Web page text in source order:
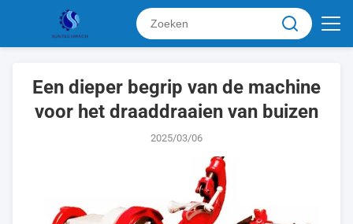
Een dieper begrip van de machine
voor het draaddraaien van buizen
2025/03/06